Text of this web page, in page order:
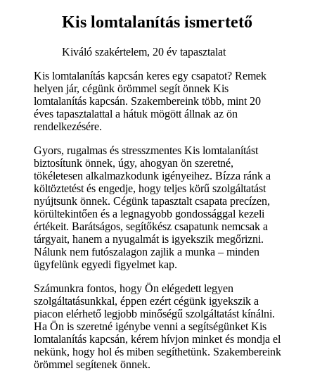
Kis lomtalanítás ismertető
Kiváló szakértelem, 20 év tapasztalat
Kis lomtalanítás kapcsán keres egy csapatot? Remek
helyen jár, cégünk örömmel segít önnek Kis
lomtalanítás kapcsán. Szakembereink több, mint 20
éves tapasztalattal a hátuk mögött állnak az ön
rendelkezésére.
Gyors, rugalmas és stresszmentes Kis lomtalanítást
biztosítunk önnek, úgy, ahogyan ön szeretné,
tökéletesen alkalmazkodunk igényeihez. Bízza ránk a
költöztetést és engedje, hogy teljes körű szolgáltatást
nyújtsunk önnek. Cégünk tapasztalt csapata precízen,
körültekintően és a legnagyobb gondossággal kezeli
értékeit. Barátságos, segítőkész csapatunk nemcsak a
tárgyait, hanem a nyugalmát is igyekszik megőrizni.
Nálunk nem futószalagon zajlik a munka – minden
ügyfelünk egyedi figyelmet kap.
Számunkra fontos, hogy Ön elégedett legyen
szolgáltatásunkkal, éppen ezért cégünk igyekszik a
piacon elérhető legjobb minőségű szolgáltatást kínálni.
Ha Ön is szeretné igénybe venni a segítségünket Kis
lomtalanítás kapcsán, kérem hívjon minket és mondja el
nekünk, hogy hol és miben segíthetünk. Szakembereink
örömmel segítenek önnek.